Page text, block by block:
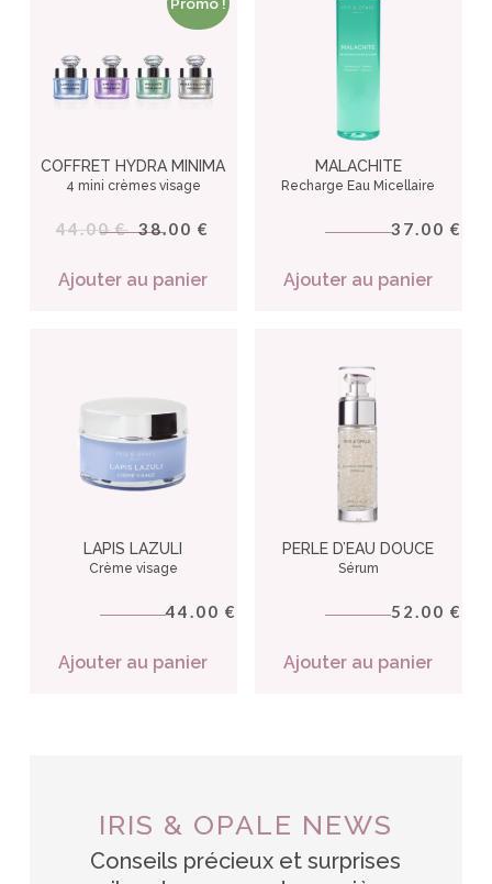
COFFRET HYDRA MINIMA
4 mini crèmes visage
44.00 € 38.00 €
Ajouter au panier
MALACHITE
Recharge Eau Micellaire
37.00 €
Ajouter au panier
LAPIS LAZULI
Crème visage
44.00 €
Ajouter au panier
PERLE D’EAU DOUCE
Sérum
52.00 €
Ajouter au panier
IRIS & OPALE NEWS
Conseils précieux et surprises